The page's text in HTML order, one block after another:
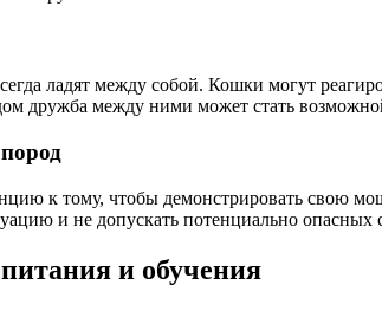
ладят между собой. Кошки могут
дружба между ними может стать
к тому, чтобы демонстрировать свою
и не допускать потенциально опасных
и обучения